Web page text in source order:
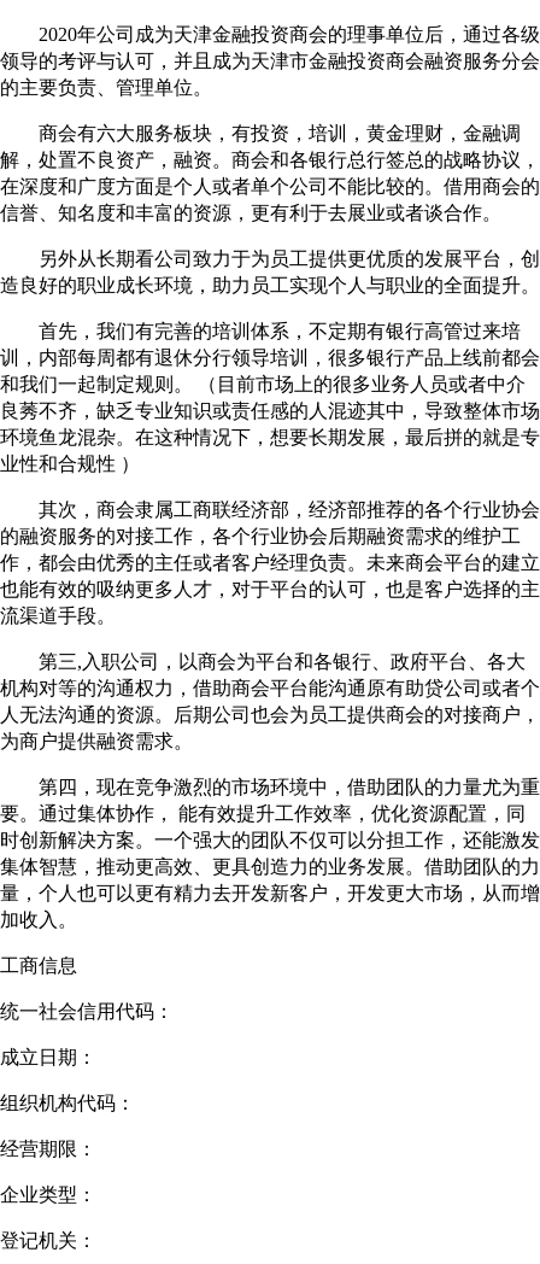
2020年公司成为天津金融投资商会的理事单位后，通过各级
领导的考评与认可，并且成为天津市金融投资商会融资服务分会
的主要负责、管理单位。
商会有六大服务板块，有投资，培训，黄金理财，金融调
解，处置不良资产，融资。商会和各银行总行签总的战略协议，
在深度和广度方面是个人或者单个公司不能比较的。借用商会的
信誉、知名度和丰富的资源，更有利于去展业或者谈合作。
另外从长期看公司致力于为员工提供更优质的发展平台，创
造良好的职业成长环境，助力员工实现个人与职业的全面提升。
首先，我们有完善的培训体系，不定期有银行高管过来培
训，内部每周都有退休分行领导培训，很多银行产品上线前都会
和我们一起制定规则。 （目前市场上的很多业务人员或者中介
良莠不齐，缺乏专业知识或责任感的人混迹其中，导致整体市场
环境鱼龙混杂。在这种情况下，想要长期发展，最后拼的就是专
业性和合规性 ）
其次，商会隶属工商联经济部，经济部推荐的各个行业协会
的融资服务的对接工作，各个行业协会后期融资需求的维护工
作，都会由优秀的主任或者客户经理负责。未来商会平台的建立
也能有效的吸纳更多人才，对于平台的认可，也是客户选择的主
流渠道手段。
第三,入职公司，以商会为平台和各银行、政府平台、各大
机构对等的沟通权力，借助商会平台能沟通原有助贷公司或者个
人无法沟通的资源。后期公司也会为员工提供商会的对接商户，
为商户提供融资需求。
第四，现在竞争激烈的市场环境中，借助团队的力量尤为重
要。通过集体协作， 能有效提升工作效率，优化资源配置，同
时创新解决方案。一个强大的团队不仅可以分担工作，还能激发
集体智慧，推动更高效、更具创造力的业务发展。借助团队的力
量，个人也可以更有精力去开发新客户，开发更大市场，从而增
加收入。
工商信息
统一社会信用代码：
成立日期：
组织机构代码：
经营期限：
企业类型：
登记机关：